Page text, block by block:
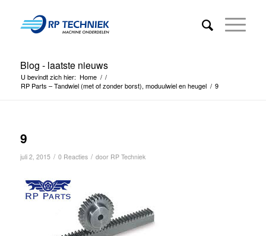
Blog - laatste nieuws
U bevindt zich hier: Home / /
RP Parts – Tandwiel (met of zonder borst), moduulwiel en heugel / 9
9
juli 2, 2015 / 0 Reacties / door RP Techniek